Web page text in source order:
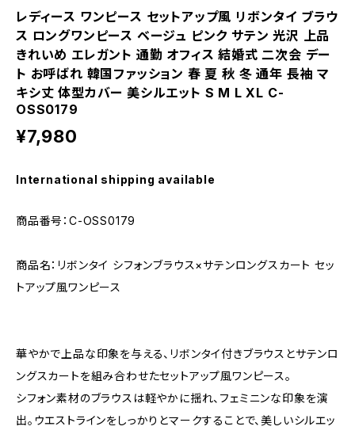
レディース ワンピース セットアップ風 リボンタイ ブラウ
ス ロングワンピース ベージュ ピンク サテン 光沢 上品
きれいめ エレガント 通勤 オフィス 結婚式 二次会 デー
ト お呼ばれ 韓国ファッション 春 夏 秋 冬 通年 長袖 マ
キシ丈 体型カバー 美シルエット S M L XL C-
OSS0179
¥7,980
International shipping available
商品番号：C-OSS0179
商品名：リボンタイ シフォンブラウス×サテンロングスカート セッ
トアップ風ワンピース
華やかで上品な印象を与える、リボンタイ付きブラウスとサテンロ
ングスカートを組み合わせたセットアップ風ワンピース。
シフォン素材のブラウスは軽やかに揺れ、フェミニンな印象を演
出。ウエストラインをしっかりとマークすることで、美しいシルエッ